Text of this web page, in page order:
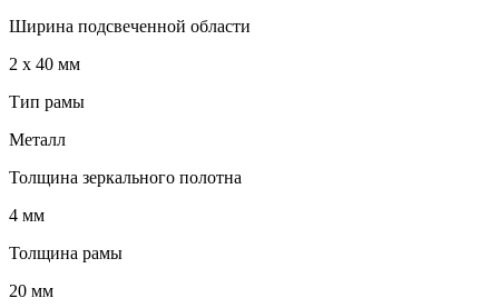
Ширина подсвеченной области
2 x 40 мм
Тип рамы
Металл
Толщина зеркального полотна
4 мм
Толщина рамы
20 мм